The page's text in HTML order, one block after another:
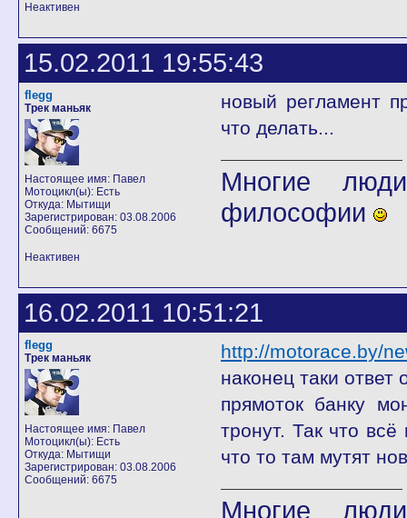
Неактивен
15.02.2011 19:55:43
flegg
Трек маньяк
Настоящее имя: Павел
Мотоцикл(ы): Есть
Откуда: Мытищи
Зарегистрирован: 03.08.2006
Сообщений: 6675
новый регламент
что делать...
Многие
философии
Неактивен
16.02.2011 10:51:21
flegg
Трек маньяк
Настоящее имя: Павел
Мотоцикл(ы): Есть
Откуда: Мытищи
Зарегистрирован: 03.08.2006
Сообщений: 6675
http://motorace.by/
наконец таки
прямоток банку
тронут. Так что
что то там мутят
Многие